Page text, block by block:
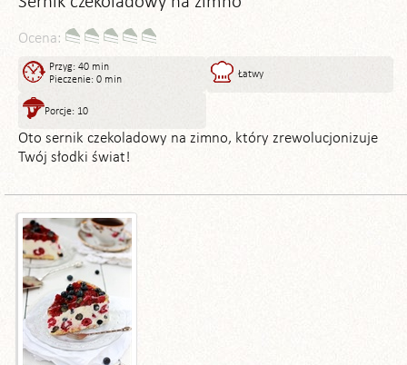
Ocena:
Przyg: 40 min
Pieczenie: 0 min
Łatwy
Porcje: 10
Oto sernik czekoladowy na zimno, który zrewolucjonizuje
Twój słodki świat!